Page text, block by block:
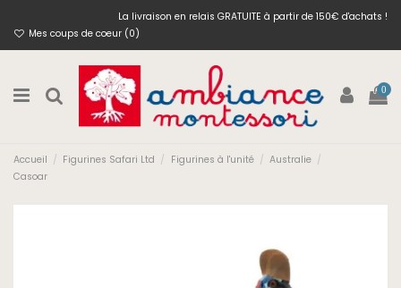
La livraison en relais GRATUITE à partir de 150€ d'achats !
Mes coups de coeur (0)
0
Accueil Figurines Safari Ltd Figurines à l'unité
Australie
Casoar